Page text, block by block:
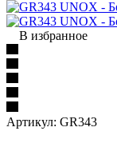
В избранное
Артикул: GR343